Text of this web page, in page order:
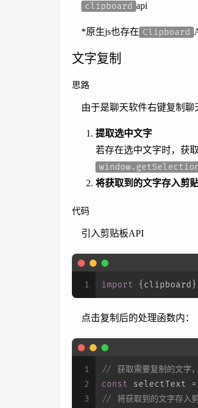
clipboard api
*原生js也存在 Clipboard
文字复制
思路
由于是聊天软件右键复制聊
提取选中文字
若存在选中文字时，获
将获取到的文字存入剪
代码
引入剪贴板API
1 import {clipboard}
点击复制后的处理函数内：
1
2
3
// 获取需要复制的文字
const
selectText =
// 将获取到的文字存入